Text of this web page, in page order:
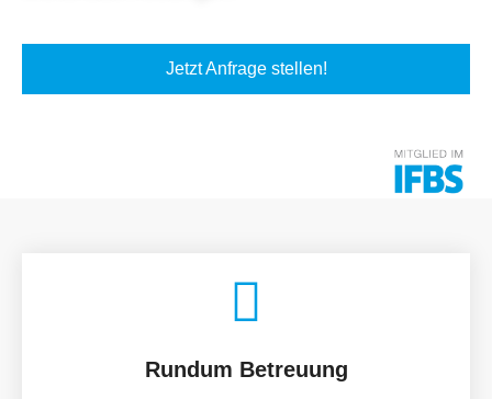
Jetzt Anfrage stellen!
Rundum Betreuung